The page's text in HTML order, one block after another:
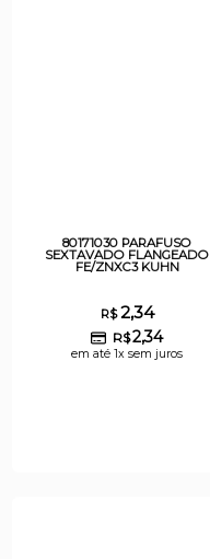
80171030 PARAFUSO
SEXTAVADO FLANGEADO
FE/ZNXC3 KUHN
R$2,34
R$2,34
em até 1x sem juros